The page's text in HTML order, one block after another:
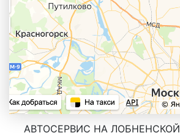
АВТОСЕРВИС НА ЛОБНЕНСКОЙ